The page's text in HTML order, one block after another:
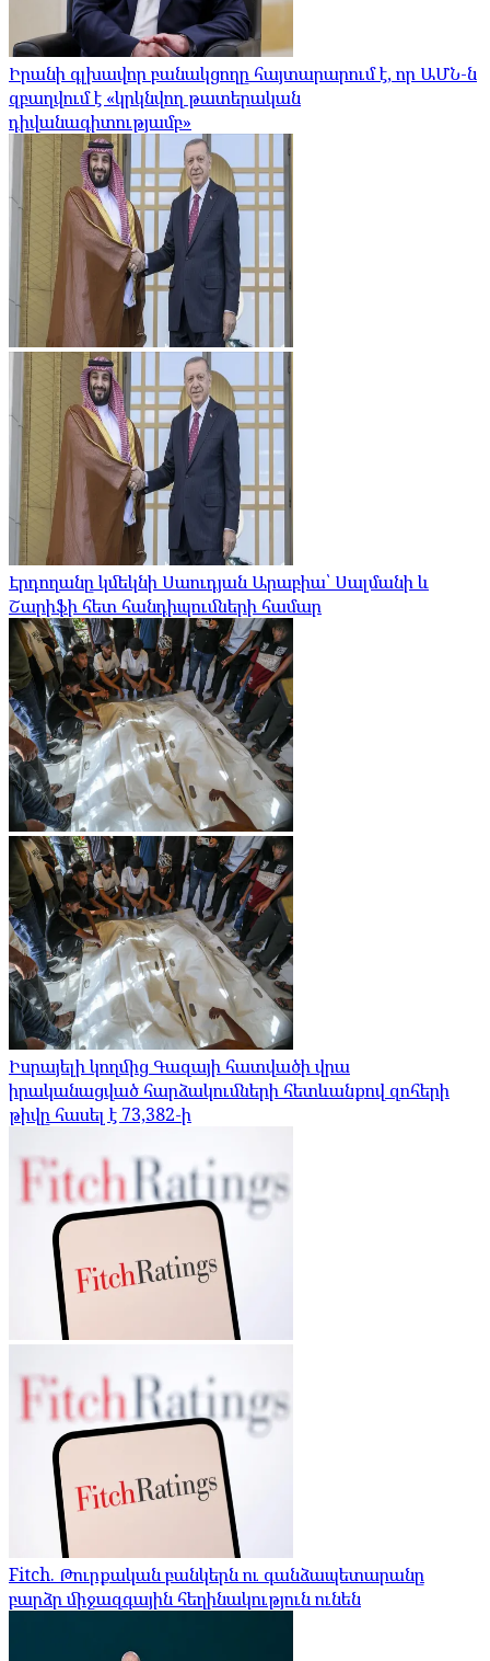
Իրանի գլխավոր բանակցողը հայտարարում է, որ ԱՄՆ-ն
զբաղվում է «կրկնվող թատերական
դիվանագիտությամբ»
Էրդողանը կմեկնի Սաուդյան Արաբիա՝ Սալմանի և
Շարիֆի հետ հանդիպումների համար
Իսրայելի կողմից Գազայի հատվածի վրա
իրականացված հարձակումների հետևանքով զոհերի
թիվը հասել է 73,382-ի
Fitch. Թուրքական բանկերն ու գանձապետարանը
բարձր միջազգային հեղինակություն ունեն